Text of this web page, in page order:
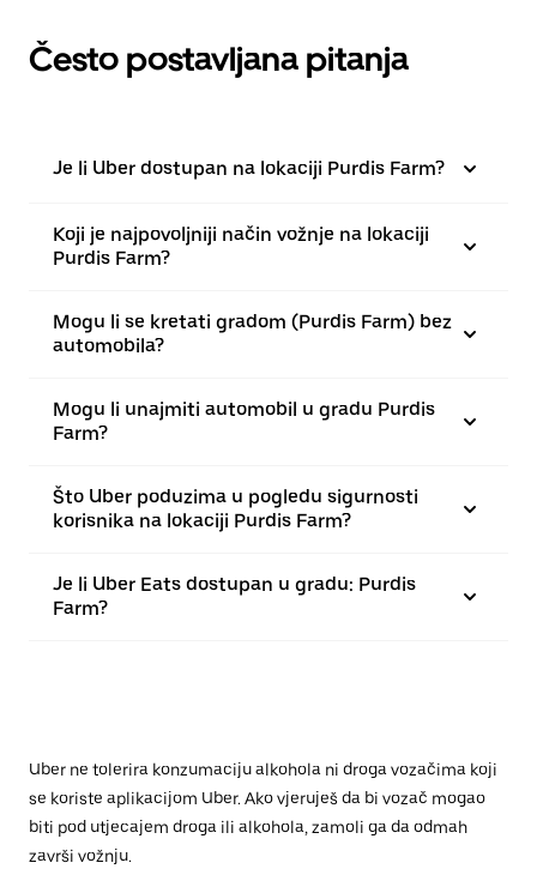
Često postavljana pitanja
Je li Uber dostupan na lokaciji Purdis Farm?
Koji je najpovoljniji način vožnje na lokaciji
Purdis Farm?
Mogu li se kretati gradom (Purdis Farm) bez
automobila?
Mogu li unajmiti automobil u gradu Purdis
Farm?
Što Uber poduzima u pogledu sigurnosti
korisnika na lokaciji Purdis Farm?
Je li Uber Eats dostupan u gradu: Purdis
Farm?
Uber ne tolerira konzumaciju alkohola ni droga vozačima koji
se koriste aplikacijom Uber. Ako vjeruješ da bi vozač mogao
biti pod utjecajem droga ili alkohola, zamoli ga da odmah
završi vožnju.